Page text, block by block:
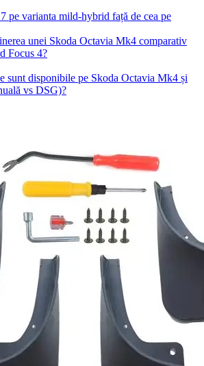
pe varianta mild-hybrid față de cea pe
unei Skoda Octavia Mk4 comparativ
Focus 4?
sunt disponibile pe Skoda Octavia Mk4 și
vs DSG)?